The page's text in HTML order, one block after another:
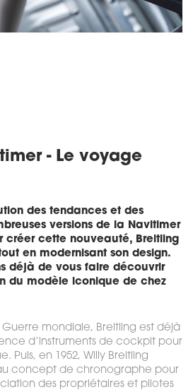
- Le voyage
des tendances et des
versions de la Navitimer
créer cette nouveauté, Breitling
en modernisant son design.
déjà de vous faire découvrir
du modèle iconique de chez
mondiale, Breitling est déjà
d’instruments de cockpit pour
Puis, en 1952, Willy Breitling
concept de chronographe pour
des propriétaires et pilotes